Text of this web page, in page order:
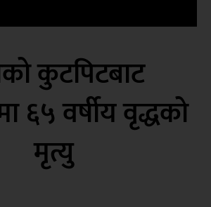
कुटपिटबाट
६५ वर्षीय वृद्धको
मृत्यु